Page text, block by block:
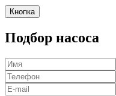
Кнопка
Подбор насоса